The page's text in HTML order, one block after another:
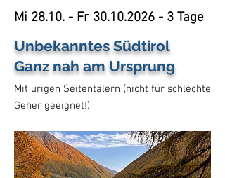
Mi 28.10. - Fr 30.10.2026 - 3 Tage
Unbekanntes Südtirol
Ganz nah am Ursprung
Mit urigen Seitentälern (nicht für schlechte
Geher geeignet!)